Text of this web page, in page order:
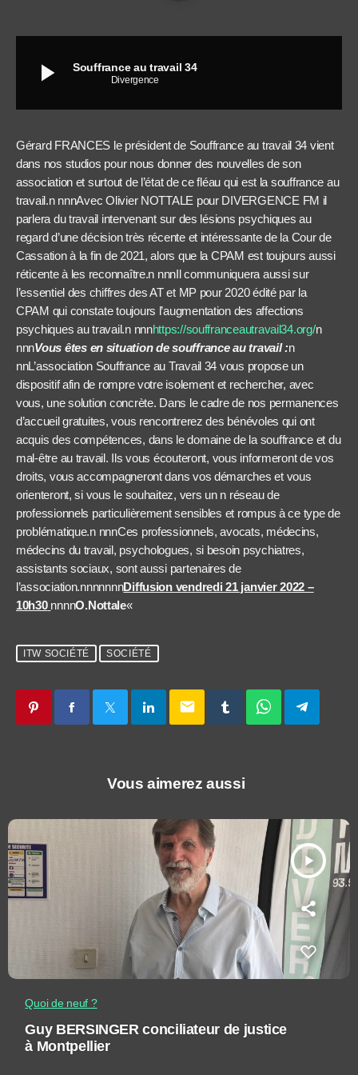
play_arrow Souffrance au travail 34
Divergence
Gérard FRANCES le président de Souffrance au travail 34 vient
dans nos studios pour nous donner des nouvelles de son
association et surtout de l’état de ce fléau qui est la souffrance au
travail.n nnnAvec Olivier NOTTALE pour DIVERGENCE FM il
parlera du travail intervenant sur des lésions psychiques au
regard d’une décision très récente et intéressante de la Cour de
Cassation à la fin de 2021, alors que la CPAM est toujours aussi
réticente à les reconnaître.n nnnIl communiquera aussi sur
l’essentiel des chiffres des AT et MP pour 2020 édité par la
CPAM qui constate toujours l’augmentation des affections
psychiques au travail.n nnnhttps://souffranceautravail34.org/n
nnnVous êtes en situation de souffrance au travail :n
nnL’association Souffrance au Travail 34 vous propose un
dispositif afin de rompre votre isolement et rechercher, avec
vous, une solution concrète. Dans le cadre de nos permanences
d’accueil gratuites, vous rencontrerez des bénévoles qui ont
acquis des compétences, dans le domaine de la souffrance et du
mal-être au travail. Ils vous écouteront, vous informeront de vos
droits, vous accompagneront dans vos démarches et vous
orienteront, si vous le souhaitez, vers un n réseau de
professionnels particulièrement sensibles et rompus à ce type de
problématique.n nnnCes professionnels, avocats, médecins,
médecins du travail, psychologues, si besoin psychiatres,
assistants sociaux, sont aussi partenaires de
l’association.nnnnnnnDiffusion vendredi 21 janvier 2022 –
10h30 nnnnO.Nottale«
ITW SOCIÉTÉ SOCIÉTÉ
email
Vous aimerez aussi
play_arrow
Quoi de neuf ?
Guy BERSINGER conciliateur de justice
à Montpellier